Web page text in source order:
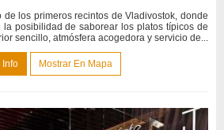
de los primeros recintos de Vladivostok, donde
posibilidad de saborear los platos típicos de
sencillo, atmósfera acogedora y servicio de...
Info Mostrar En Mapa